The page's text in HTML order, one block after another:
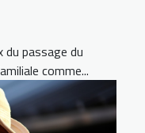
du passage du
comme...